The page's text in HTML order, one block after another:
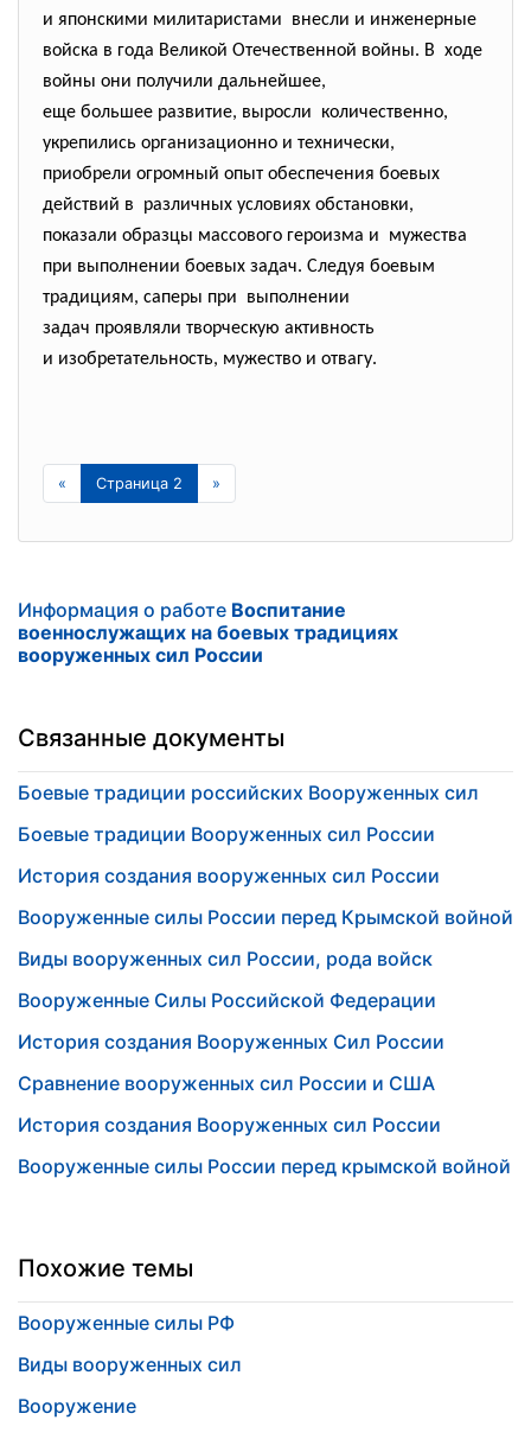
и японскими милитаристами внесли и инженерные
войска в года Великой Отечественной войны. В ходе
войны они получили дальнейшее,
еще большее развитие, выросли количественно,
укрепились организационно и технически,
приобрели огромный опыт обеспечения боевых
действий в различных условиях обстановки,
показали образцы массового героизма и мужества
при выполнении боевых задач. Следуя боевым
традициям, саперы при выполнении
задач проявляли творческую активность
и изобретательность, мужество и отвагу.
« Страница 2 »
Информация о работе Воспитание
военнослужащих на боевых традициях
вооруженных сил России
Связанные документы
Боевые традиции российских Вооруженных сил
Боевые традиции Вооруженных сил России
История создания вооруженных сил России
Вооруженные силы России перед Крымской войной
Виды вооруженных сил России, рода войск
Вооруженные Силы Российской Федерации
История создания Вооруженных Сил России
Сравнение вооруженных сил России и США
История создания Вооруженных сил России
Вооруженные силы России перед крымской войной
Похожие темы
Вооруженные силы РФ
Виды вооруженных сил
Вооружение